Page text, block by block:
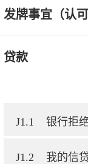
发牌事宜（认
贷款
J1.1 银行拒
J1.2 我的信